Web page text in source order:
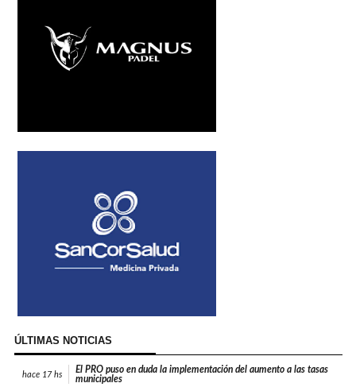
ÚLTIMAS NOTICIAS
hace 17 hs
El PRO puso en duda la implementación del aumento a las tasas
municipales